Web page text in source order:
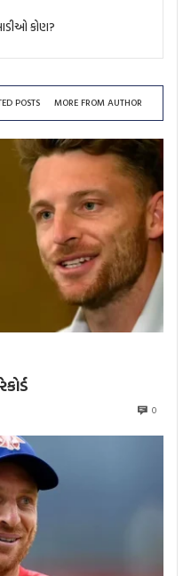
કોણ?
POSTS MORE FROM AUTHOR
0